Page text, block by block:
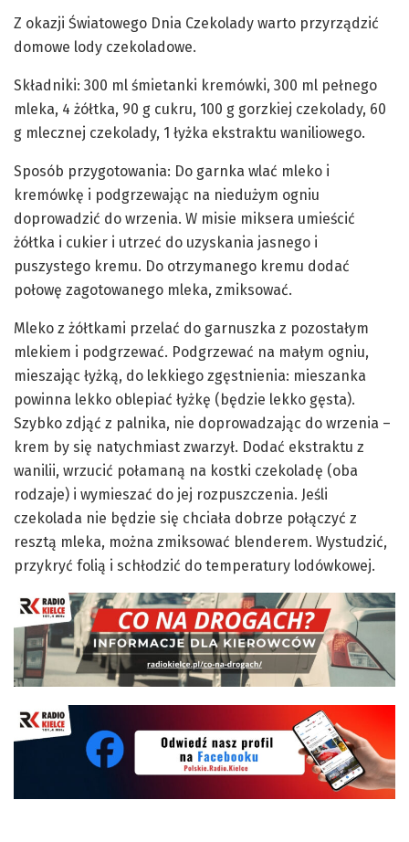
Z okazji Światowego Dnia Czekolady warto przyrządzić
domowe lody czekoladowe.
Składniki: 300 ml śmietanki kremówki, 300 ml pełnego
mleka, 4 żółtka, 90 g cukru, 100 g gorzkiej czekolady, 60
g mlecznej czekolady, 1 łyżka ekstraktu waniliowego.
Sposób przygotowania: Do garnka wlać mleko i
kremówkę i podgrzewając na niedużym ogniu
doprowadzić do wrzenia. W misie miksera umieścić
żółtka i cukier i utrzeć do uzyskania jasnego i
puszystego kremu. Do otrzymanego kremu dodać
połowę zagotowanego mleka, zmiksować.
Mleko z żółtkami przelać do garnuszka z pozostałym
mlekiem i podgrzewać. Podgrzewać na małym ogniu,
mieszając łyżką, do lekkiego zgęstnienia: mieszanka
powinna lekko oblepiać łyżkę (będzie lekko gęsta).
Szybko zdjąć z palnika, nie doprowadzając do wrzenia –
krem by się natychmiast zwarzył. Dodać ekstraktu z
wanilii, wrzucić połamaną na kostki czekoladę (oba
rodzaje) i wymieszać do jej rozpuszczenia. Jeśli
czekolada nie będzie się chciała dobrze połączyć z
resztą mleka, można zmiksować blenderem. Wystudzić,
przykryć folią i schłodzić do temperatury lodówkowej.